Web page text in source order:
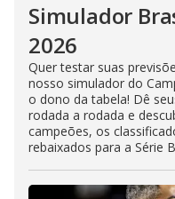
Simulador
2026
Quer testar suas
nosso simulador do
o dono da tabela! Dê
rodada a rodada e
campeões, os
rebaixados para a Série